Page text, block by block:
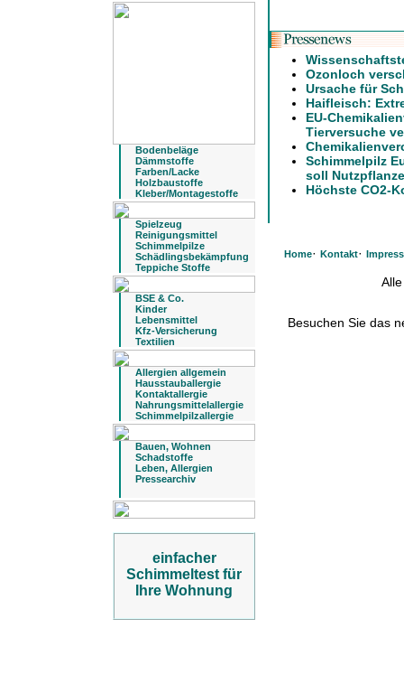
Bodenbeläge
Dämmstoffe
Farben/Lacke
Holzbaustoffe
Kleber/Montagestoffe
Spielzeug
Reinigungsmittel
Schimmelpilze
Schädlingsbekämpfung
Teppiche Stoffe
BSE & Co.
Kinder
Lebensmittel
Kfz-Versicherung
Textilien
Allergien allgemein
Hausstauballergie
Kontaktallergie
Nahrungsmittelallergie
Schimmelpilzallergie
Bauen, Wohnen
Schadstoffe
Leben, Allergien
Pressearchiv
einfacher
Schimmeltest für
Ihre Wohnung
Ozonloch
Ursache für
Haifleisch:
EU-
Tierversuche
Schimmelpilz
soll
Höchste CO2-
Home· Kontakt·
Besuchen Sie das